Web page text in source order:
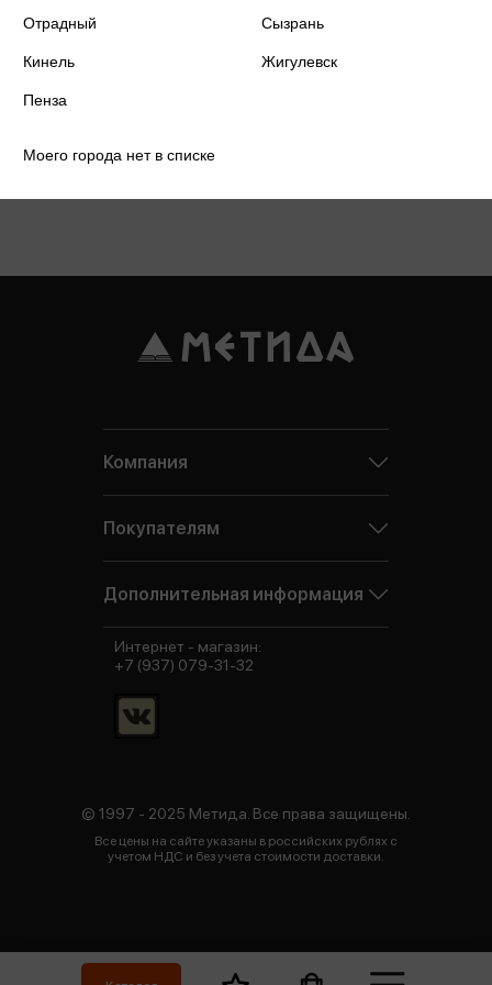
Подробнее о дисконтной карте
Отрадный Сызрань
Кинель Жигулевск
Пенза
Моего города нет в списке
Компания
Покупателям
Дополнительная информация
© 1997 - 2025 Метида. Все права защищены.
Все цены на сайте указаны в российских рублях с
учетом НДС и без учета стоимости доставки.
Интернет - магазин:
+7 (937) 079-31-32